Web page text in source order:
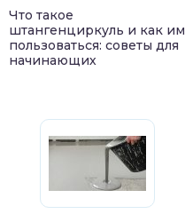
Что такое
штангенциркуль и как им
пользоваться: советы для
начинающих